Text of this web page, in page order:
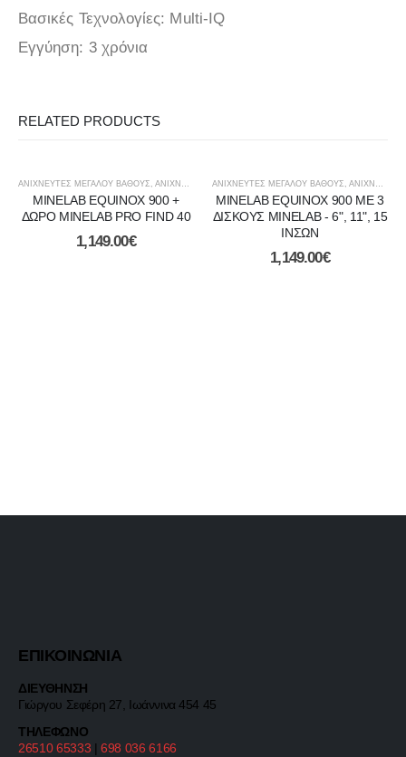
Βασικές Τεχνολογίες: Multi-IQ
Εγγύηση: 3 χρόνια
RELATED PRODUCTS
ΑΝΙΧΝΕΥΤΈΣ ΜΕΓΆΛΟΎ ΒΆΘΟΥΣ , ΑΝΙΧΝΕΥΤΕΣ ΜΕΤΑΛΛΩΝ ,ΑΝΙΧΝΕΥΤΈΣ ΧΡΥΣΟΎ,ΔΆΣΗ ΚΑΙ
MINELAB EQUINOX 900 +
ΔΩΡΟ MINELAB PRO FIND 40
1,149.00€
ΑΝΙΧΝΕΥΤΈΣ ΜΕΓΆΛΟΎ ΒΆΘΟΥΣ , ΑΝΙΧΝΕΥΤΕΣ ΜΕΤΑΛΛΩΝ
MINELAB EQUINOX 900 ΜΕ 3
ΔΙΣΚΟΥΣ MINELAB - 6", 11", 15
ΙΝΣΩΝ
1,149.00€
ΕΠΙΚΟΙΝΩΝΙΑ
ΔΙΕΥΘΗΝΣΗ
Γιώργου Σεφέρη 27, Ιωάννινα 454 45
ΤΗΛΕΦΩΝΟ
26510 65333 |698 036 6166